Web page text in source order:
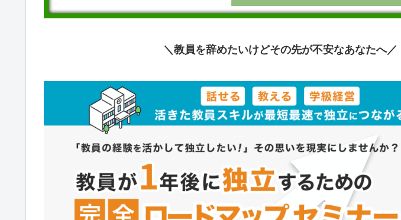
＼教員を辞めたいけどその先が不安なあなたへ／